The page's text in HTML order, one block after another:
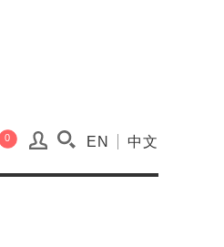
0 搜尋(開啟搜尋視窗)
EN 中文